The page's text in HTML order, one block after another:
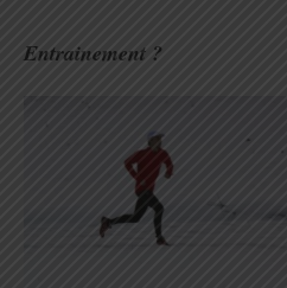
Entrainement ?